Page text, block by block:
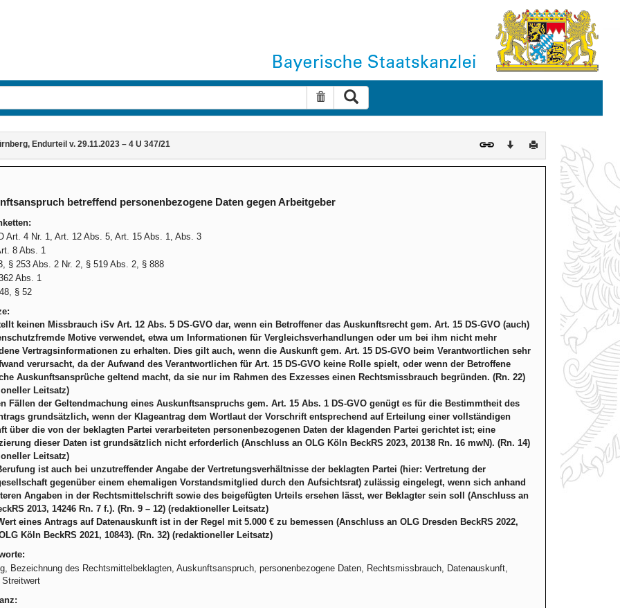
Suche zurücksetzen
Endurteil v. 29.11.2023 – 4 U 347/21 DownloadDrucken
betreffend personenbezogene Daten gegen Arbeitgeber
Art. 4 Nr. 1, Art. 12 Abs. 5, Art. 15 Abs. 1, Abs. 3
8 Abs. 1
§ 253 Abs. 2 Nr. 2, § 519 Abs. 2, § 888
Abs. 1
§ 52
keinen Missbrauch iSv Art. 12 Abs. 5 DS-GVO dar, wenn ein Betroffener das Auskunftsrecht gem. Art. 15 DS-GVO (auch)
Motive verwendet, etwa um Informationen für Vergleichsverhandlungen oder um bei ihm nicht mehr
Vertragsinformationen zu erhalten. Dies gilt auch, wenn die Auskunft gem. Art. 15 DS-GVO beim Verantwortlichen sehr
verursacht, da der Aufwand des Verantwortlichen für Art. 15 DS-GVO keine Rolle spielt, oder wenn der Betroffene
Auskunftsansprüche geltend macht, da sie nur im Rahmen des Exzesses einen Rechtsmissbrauch begründen. (Rn. 22)
Leitsatz)
Fällen der Geltendmachung eines Auskunftsanspruchs gem. Art. 15 Abs. 1 DS-GVO genügt es für die Bestimmtheit des
grundsätzlich, wenn der Klageantrag dem Wortlaut der Vorschrift entsprechend auf Erteilung einer vollständigen
über die von der beklagten Partei verarbeiteten personenbezogenen Daten der klagenden Partei gerichtet ist; eine
dieser Daten ist grundsätzlich nicht erforderlich (Anschluss an OLG Köln BeckRS 2023, 20138 Rn. 16 mwN). (Rn. 14)
Leitsatz)
ist auch bei unzutreffender Angabe der Vertretungsverhältnisse der beklagten Partei (hier: Vertretung der
gegenüber einem ehemaligen Vorstandsmitglied durch den Aufsichtsrat) zulässig eingelegt, wenn sich anhand
Angaben in der Rechtsmittelschrift sowie des beigefügten Urteils ersehen lässt, wer Beklagter sein soll (Anschluss an
2013, 14246 Rn. 7 f.). (Rn. 9 – 12) (redaktioneller Leitsatz)
eines Antrags auf Datenauskunft ist in der Regel mit 5.000 € zu bemessen (Anschluss an OLG Dresden BeckRS 2022,
Köln BeckRS 2021, 10843). (Rn. 32) (redaktioneller Leitsatz)
Bezeichnung des Rechtsmittelbeklagten, Auskunftsanspruch, personenbezogene Daten, Rechtsmissbrauch, Datenauskunft,
Streitwert